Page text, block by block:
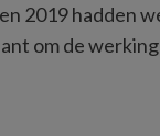
2019 hadden
om de werking